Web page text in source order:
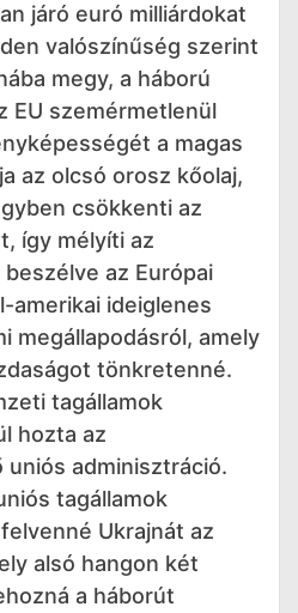
járó euró milliárdokat
valószínűség szerint
megy, a háború
EU szemérmetlenül
a magas
az olcsó orosz kőolaj,
csökkenti az
így mélyíti az
az Európai
amerikai ideiglenes
megállapodásról, amely
tönkretenné.
tagállamok
hozta az
adminisztráció.
tagállamok
Ukrajnát az
alsó hangon két
a háborút